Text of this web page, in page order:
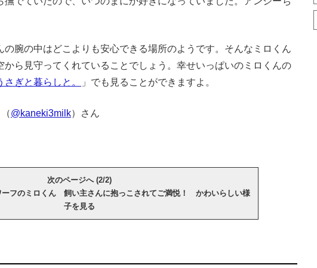
腕の中はどこよりも安心できる場所のようです。そんなミロくん
ら見守ってくれていることでしょう。幸せいっぱいのミロくんの
さぎと暮らしと。 」でも見ることができますよ。
@kaneki3milk）さん
次のページへ (2/2)
ーフのミロくん 飼い主さんに抱っこされてご満悦！ かわいらしい様
子を見る